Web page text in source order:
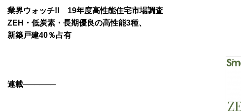
業界ウォッチ!! 19年度高性能住宅市場調査
ZEH・低炭素・長期優良の高性能3種、
新築戸建40％占有
連載──────